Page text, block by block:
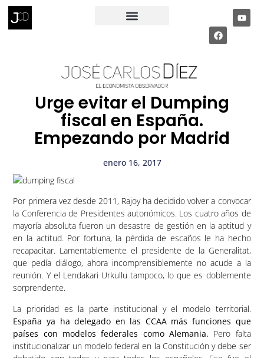
Urge evitar el Dumping
fiscal en España.
Empezando por Madrid
enero 16, 2017
Por primera vez desde 2011, Rajoy ha decidido volver a convocar
la Conferencia de Presidentes autonómicos. Los cuatro años de
mayoría absoluta fueron un desastre de gestión en la aptitud y
en la actitud. Por fortuna, la pérdida de escaños le ha hecho
recapacitar. Lamentablemente el presidente de la Generalitat,
que pedía diálogo, ahora incomprensiblemente no acude a la
reunión. Y el Lendakari Urkullu tampoco, lo que es doblemente
sorprendente.
La prioridad es la parte institucional y el modelo territorial.
España ya ha delegado en las CCAA más funciones que
países con modelos federales como Alemania. Pero falta
institucionalizar un modelo federal en la Constitución y debe ser